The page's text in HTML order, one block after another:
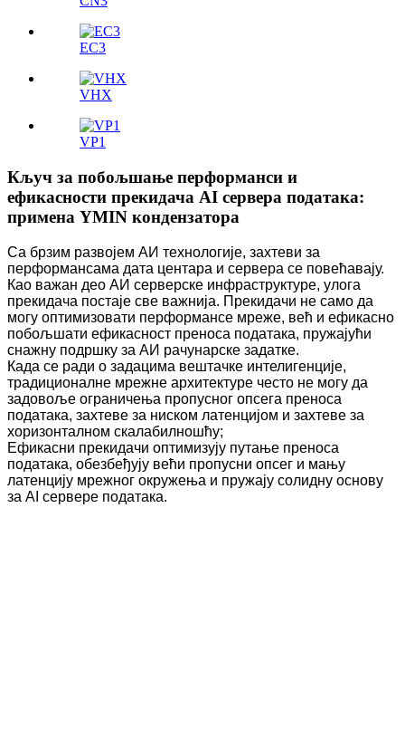
ЕС3
VHX
VP1
Кључ за побољшање перформанси и
ефикасности прекидача AI сервера података:
примена YMIN кондензатора
Са брзим развојем АИ технологије, захтеви за
перформансама дата центара и сервера се повећавају.
Као важан део АИ серверске инфраструктуре, улога
прекидача постаје све важнија. Прекидачи не само да
могу оптимизовати перформансе мреже, већ и ефикасно
побољшати ефикасност преноса података, пружајући
снажну подршку за АИ рачунарске задатке.
Када се ради о задацима вештачке интелигенције,
традиционалне мрежне архитектуре често не могу да
задовоље ограничења пропусног опсега преноса
података, захтеве за ниском латенцијом и захтеве за
хоризонталном скалабилношћу;
Ефикасни прекидачи оптимизују путање преноса
података, обезбеђују већи пропусни опсег и мању
латенцију мрежног окружења и пружају солидну основу
за AI сервере података.